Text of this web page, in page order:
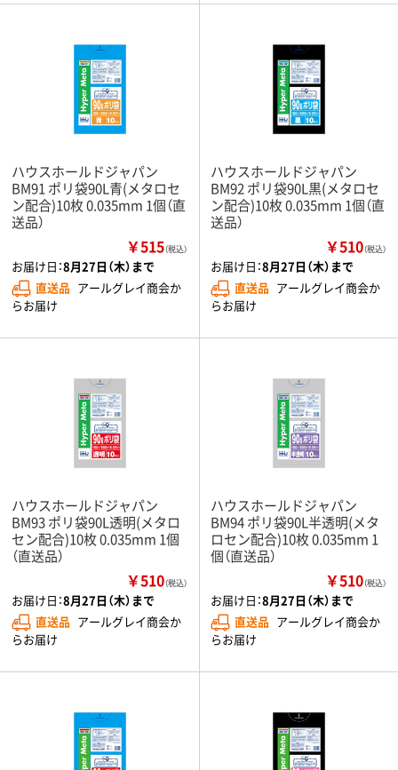
ハウスホールドジャパン
BM91 ポリ袋90L青(メタロセ
ン配合)10枚 0.035mm 1個（直
送品）
￥515（税込）
お届け日：8月27日（木）まで
直送品 アールグレイ商会か
らお届け
ハウスホールドジャパン
BM92 ポリ袋90L黒(メタロセ
ン配合)10枚 0.035mm 1個（直
送品）
￥510（税込）
お届け日：8月27日（木）まで
直送品 アールグレイ商会か
らお届け
ハウスホールドジャパン
BM93 ポリ袋90L透明(メタロ
セン配合)10枚 0.035mm 1個
（直送品）
￥510（税込）
お届け日：8月27日（木）まで
直送品 アールグレイ商会か
らお届け
ハウスホールドジャパン
BM94 ポリ袋90L半透明(メタ
ロセン配合)10枚 0.035mm 1
個（直送品）
￥510（税込）
お届け日：8月27日（木）まで
直送品 アールグレイ商会か
らお届け